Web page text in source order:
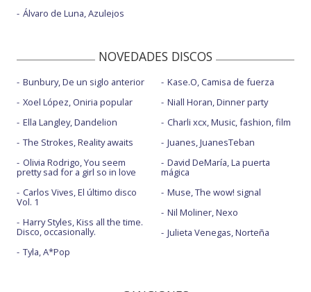
Álvaro de Luna, Azulejos
NOVEDADES DISCOS
Bunbury, De un siglo anterior
Xoel López, Oniria popular
Ella Langley, Dandelion
The Strokes, Reality awaits
Olivia Rodrigo, You seem
pretty sad for a girl so in love
Carlos Vives, El último disco
Vol. 1
Harry Styles, Kiss all the time.
Disco, occasionally.
Tyla, A*Pop
Kase.O, Camisa de fuerza
Niall Horan, Dinner party
Charli xcx, Music, fashion, film
Juanes, JuanesTeban
David DeMaría, La puerta
mágica
Muse, The wow! signal
Nil Moliner, Nexo
Julieta Venegas, Norteña